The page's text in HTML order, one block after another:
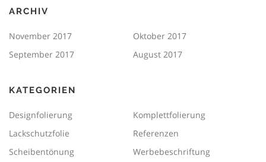
ARCHIV
November 2017
Oktober 2017
September 2017
August 2017
KATEGORIEN
Designfolierung
Komplettfolierung
Lackschutzfolie
Referenzen
Scheibentönung
Werbebeschriftung